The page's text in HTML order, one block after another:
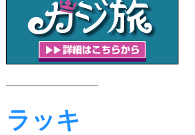
ラッキ